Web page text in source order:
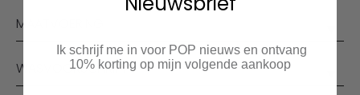
MAATVOERING
WASVOORSCHRIFT
Ik schrijf me in voor POP nieuws en ontvang
10% korting op mijn volgende aankoop